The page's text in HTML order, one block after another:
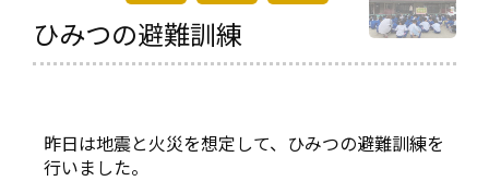
ひみつの避難訓練
昨日は地震と火災を想定して、ひみつの避難訓練を
行いました。